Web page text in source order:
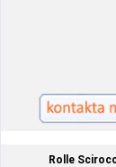
Rolle